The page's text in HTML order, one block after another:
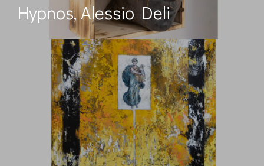
Hypnos, Alessio Deli